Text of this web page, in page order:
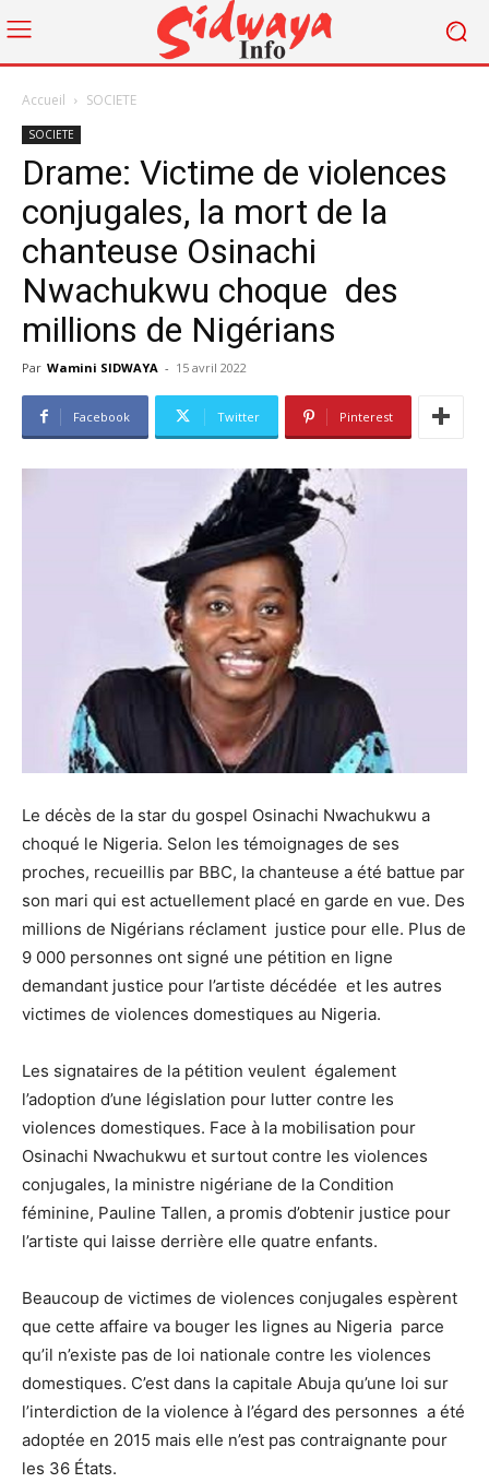
Accueil SOCIETE
SOCIETE
Drame: Victime de violences
conjugales, la mort de la
chanteuse Osinachi
Nwachukwu choque des
millions de Nigérians
Par Wamini SIDWAYA - 15 avril 2022
Facebook Twitter Pinterest
Le décès de la star du gospel Osinachi Nwachukwu a
choqué le Nigeria. Selon les témoignages de ses
proches, recueillis par BBC, la chanteuse a été battue par
son mari qui est actuellement placé en garde en vue. Des
millions de Nigérians réclament justice pour elle. Plus de
9 000 personnes ont signé une pétition en ligne
demandant justice pour l’artiste décédée et les autres
victimes de violences domestiques au Nigeria.
Les signataires de la pétition veulent également
l’adoption d’une législation pour lutter contre les
violences domestiques. Face à la mobilisation pour
Osinachi Nwachukwu et surtout contre les violences
conjugales, la ministre nigériane de la Condition
féminine, Pauline Tallen, a promis d’obtenir justice pour
l’artiste qui laisse derrière elle quatre enfants.
Beaucoup de victimes de violences conjugales espèrent
que cette affaire va bouger les lignes au Nigeria parce
qu’il n’existe pas de loi nationale contre les violences
domestiques. C’est dans la capitale Abuja qu’une loi sur
l’interdiction de la violence à l’égard des personnes a été
adoptée en 2015 mais elle n’est pas contraignante pour
les 36 États.